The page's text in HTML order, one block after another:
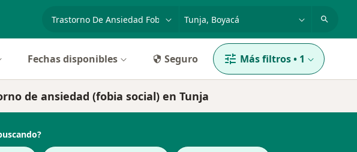
p. ej. Bogotá
Fechas disponibles Seguro Más filtros• 1
de ansiedad (fobia social) en Tunja